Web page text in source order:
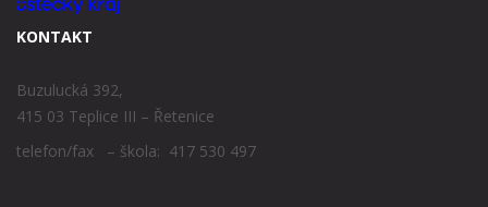
KONTAKT
Buzulucká 392,
415 03 Teplice III – Řetenice
telefon/fax – škola: 417 530 497